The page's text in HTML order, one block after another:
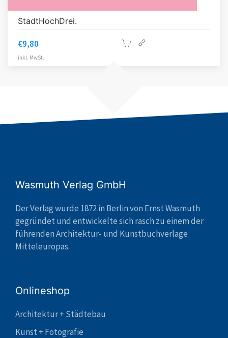
StadtHochDrei.
€9,80
inkl. MwSt.
Wasmuth Verlag GmbH
Der Verlag wurde 1872 in Berlin von Ernst Wasmuth
gegründet und entwickelte sich rasch zu einem der
führenden Architektur- und Kunstbuchverlage
Mitteleuropas.
Onlineshop
Architektur + Städtebau
Kunst + Fotografie